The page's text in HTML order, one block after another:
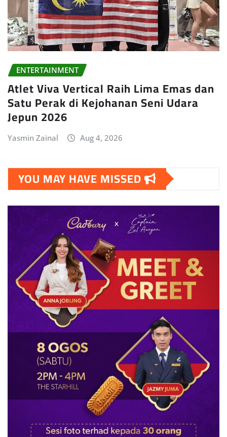
ENTERTAINMENT
Atlet Viva Vertical Raih Lima Emas dan
Satu Perak di Kejohanan Seni Udara
Jepun 2026
Yasmin Zainal Aug 4, 2026
YOU MAY HAVE MISSED